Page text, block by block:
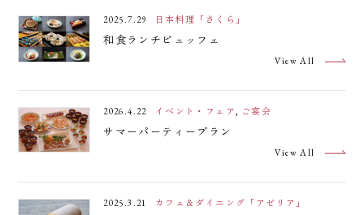
2025.7.29 日本料理「さくら」
和食ランチビュッフェ
View All
2026.4.22 イベント・フェア, ご宴会
サマーパーティープラン
View All
2025.3.21 カフェ＆ダイニング「アゼリア」
ご宿泊 お食事 ご宴会 ご婚礼 ご観光
館内施設